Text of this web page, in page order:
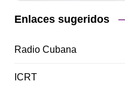
Enlaces sugeridos
Radio Cubana
ICRT